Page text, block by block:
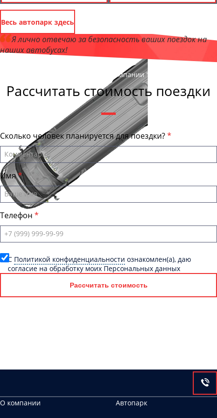
Весь автопарк здесь
Я лично отвечаю за безопасность ваших поездок на
наших автобусах!
, директор компании "МурманскБас"
Рассчитать стоимость поездки
Сколько человек планируется для поездки?
Имя
Телефон
C Политикой конфиденциальности ознакомлен(а), даю
согласие на обработку моих Персональных данных
Рассчитать стоимость
О компании
Автопарк